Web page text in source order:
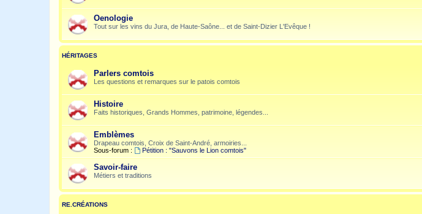
Oenologie
Tout sur les vins du Jura, de Haute-Saône... et de Saint-Dizier L'Evêque !
HÉRITAGES
Parlers comtois
Les questions et remarques sur le patois comtois
Histoire
Faits historiques, Grands Hommes, patrimoine, légendes...
Emblèmes
Drapeau comtois, Croix de Saint-André, armoiries...
Sous-forum :
Pétition : "Sauvons le Lion comtois"
Savoir-faire
Métiers et traditions
RE.CRÉATIONS